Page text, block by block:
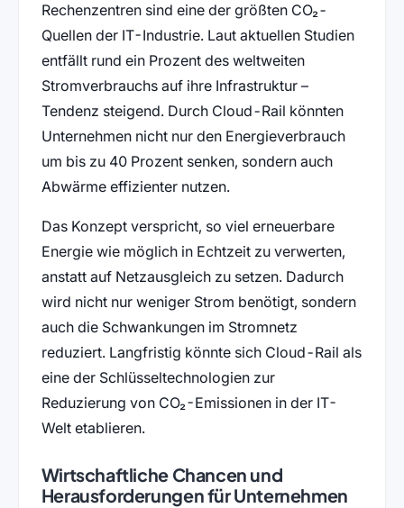
Rechenzentren sind eine der größten CO₂-
Quellen der IT-Industrie. Laut aktuellen Studien
entfällt rund ein Prozent des weltweiten
Stromverbrauchs auf ihre Infrastruktur –
Tendenz steigend. Durch Cloud-Rail könnten
Unternehmen nicht nur den Energieverbrauch
um bis zu 40 Prozent senken, sondern auch
Abwärme effizienter nutzen.
Das Konzept verspricht, so viel erneuerbare
Energie wie möglich in Echtzeit zu verwerten,
anstatt auf Netzausgleich zu setzen. Dadurch
wird nicht nur weniger Strom benötigt, sondern
auch die Schwankungen im Stromnetz
reduziert. Langfristig könnte sich Cloud-Rail als
eine der Schlüsseltechnologien zur
Reduzierung von CO₂-Emissionen in der IT-
Welt etablieren.
Wirtschaftliche Chancen und
Herausforderungen für Unternehmen